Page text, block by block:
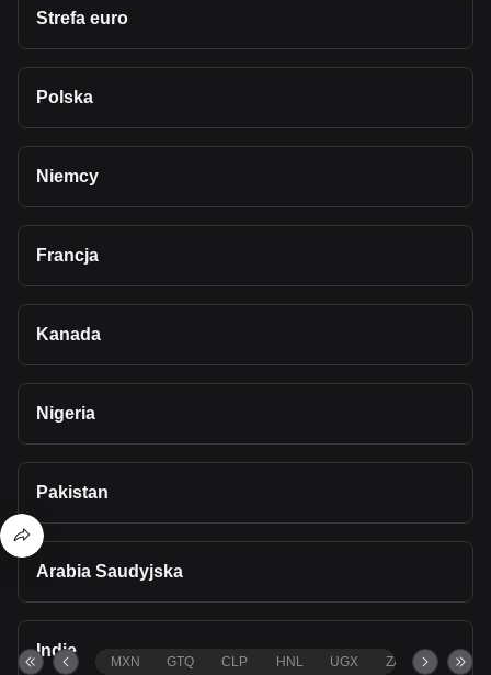
Strefa euro
Polska
Niemcy
Francja
Kanada
Nigeria
Pakistan
Arabia Saudyjska
Indie
MXN GTQ CLP HNL UGX ZAR TND